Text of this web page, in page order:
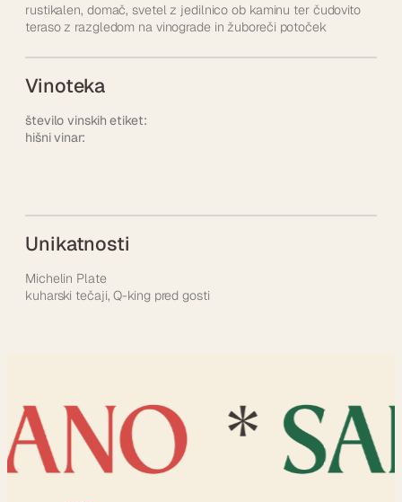
rustikalen, domač, svetel z jedilnico ob kaminu ter čudovito
teraso z razgledom na vinograde in žuboreči potoček
Vinoteka
število vinskih etiket:
hišni vinar:
Unikatnosti
Michelin Plate
kuharski tečaji, Q-king pred gosti